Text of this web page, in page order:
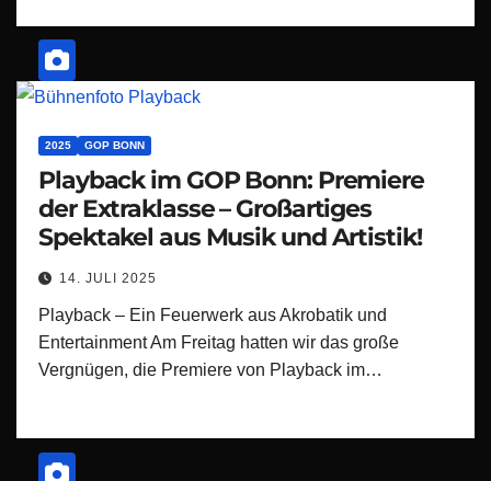
2025 GOP BONN
Playback im GOP Bonn: Premiere
der Extraklasse – Großartiges
Spektakel aus Musik und Artistik!
14. JULI 2025
Playback – Ein Feuerwerk aus Akrobatik und
Entertainment Am Freitag hatten wir das große
Vergnügen, die Premiere von Playback im…